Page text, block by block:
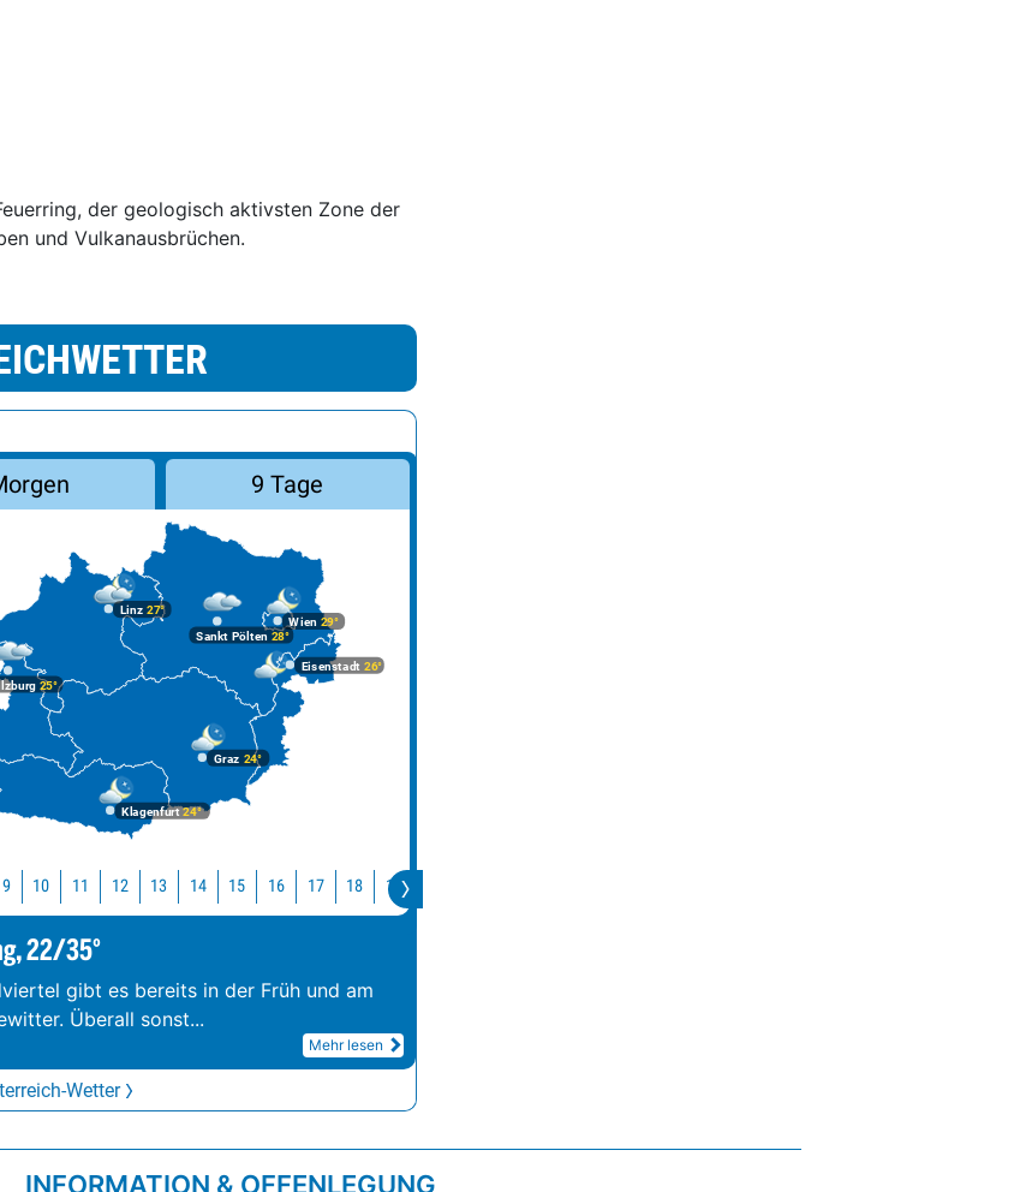
der geologisch aktivsten Zone der
und Vulkanausbrüchen.
9 Tage
Graz 24°
Klagenfurt24°
Linz 27°
25°
Wien 29°
Eisenstadt 26°
Sankt Pölten 28°
9 10 11 12 13 14 15 16 17 18 19
22/35°
gibt es bereits in der Früh und am
Überall sonst...
Mehr lesen
Wetter
INFORMATION & OFFENLEGUNG